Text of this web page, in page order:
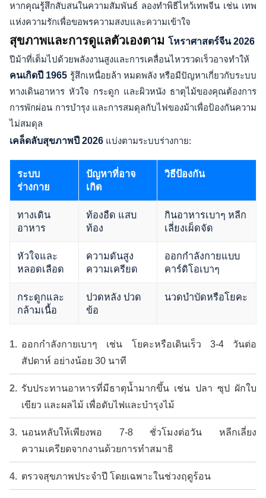
หากคุณรู้สึกสับสนในความสัมพันธ์ ลองทำพิธีไหว้เทพจีน เช่น เทพ
แห่งความรักเพื่อขอพรความสงบและความเข้าใจ
สุขภาพและการดูแลตัวเองตาม โหราศาสตร์จีน 2026
ปีม้าที่เต็มไปด้วยพลังงานสูงและการเคลื่อนไหวรวดเร็วอาจทำให้
คนเกิดปี 1965 รู้สึกเหนื่อยล้า หมดพลัง หรือมีปัญหาเกี่ยวกับระบบ
ทางเดินอาหาร หัวใจ กระดูก และผิวหนัง ธาตุไม้ของคุณต้องการ
การพักผ่อน การบำรุง และการสมดุลกับไฟของม้าเพื่อป้องกันความ
ไม่สมดุล
เคล็ดลับสุขภาพปี 2026 แบ่งตามระบบร่างกาย:
ระบบ
ร่างกาย
ปัญหาที่อาจ
เกิด
วิธีป้องกัน
ทางเดิน
อาหาร
ท้องอืด แสบ
ท้อง
กินอาหารเบาๆ หลีก
เลี่ยงเผ็ดจัด
หัวใจและ
หลอดเลือด
ความดันสูง
ความเครียด
ออกกำลังกายแบบ
คาร์ดิโอเบาๆ
กระดูกและ
กล้ามเนื้อ
ปวดหลัง ปวด
ข้อ
นวดบำบัดหรือโยคะ
ออกกำลังกายเบาๆ เช่น โยคะหรือเดินเร็ว 3-4 วันต่อ
สัปดาห์ อย่างน้อย 30 นาที
รับประทานอาหารที่มีธาตุน้ำมากขึ้น เช่น ปลา ซุป ผักใบ
เขียว และผลไม้ เพื่อดับไฟและบำรุงไม้
นอนหลับให้เพียงพอ 7-8 ชั่วโมงต่อวัน หลีกเลี่ยง
ความเครียดจากงานด้วยการทำสมาธิ
ตรวจสุขภาพประจำปี โดยเฉพาะในช่วงฤดูร้อน